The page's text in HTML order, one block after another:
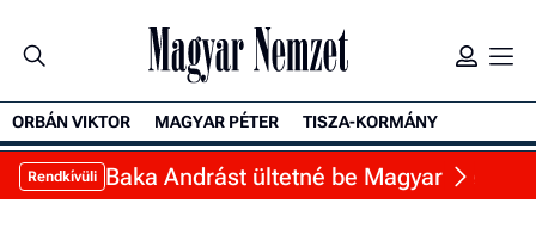
ORBÁN VIKTOR MAGYAR PÉTER TISZA-KORMÁNY
Rendkívüli Baka Andrást ültetné be Magyar Péter